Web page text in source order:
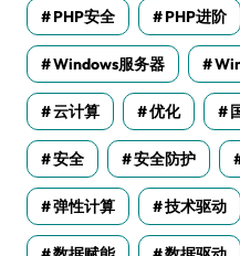
PHP安全 PHP进阶
Windows服务器
云计算 优化
安全 安全防护
弹性计算 技术驱动